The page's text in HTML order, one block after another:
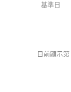
基準日
目前顯示